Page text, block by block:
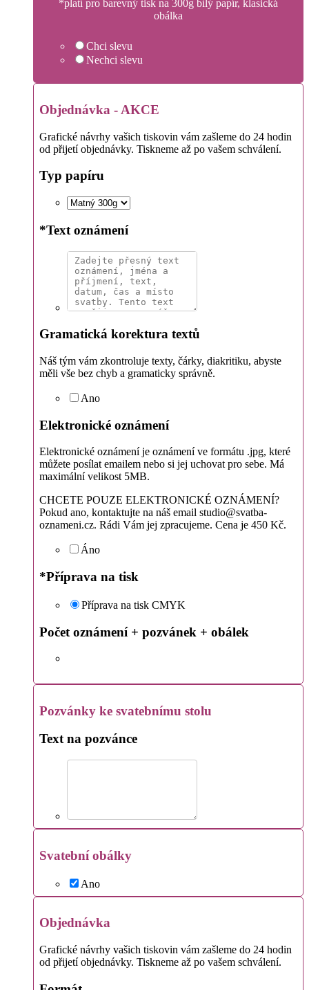
*platí pro barevný tisk na 300g bílý papír, klasická
obálka
Chci slevu
Nechci slevu
Objednávka - AKCE
Grafické návrhy vašich tiskovin vám zašleme do 24 hodin
od přijetí objednávky. Tiskneme až po vašem schválení.
Typ papíru
*Text oznámení
Gramatická korektura textů
Náš tým vám zkontroluje texty, čárky, diakritiku, abyste
měli vše bez chyb a gramaticky správně.
Ano
Elektronické oznámení
Elektronické oznámení je oznámení ve formátu .jpg, které
můžete posílat emailem nebo si jej uchovat pro sebe. Má
maximální velikost 5MB.
CHCETE POUZE ELEKTRONICKÉ OZNÁMENÍ?
Pokud ano, kontaktujte na náš email studio@svatba-
oznameni.cz. Rádi Vám jej zpracujeme. Cena je 450 Kč.
Áno
*Příprava na tisk
Příprava na tisk CMYK
Počet oznámení + pozvánek + obálek
Pozvánky ke svatebnímu stolu
Text na pozvánce
Svatební obálky
Ano
Objednávka
Grafické návrhy vašich tiskovin vám zašleme do 24 hodin
od přijetí objednávky. Tiskneme až po vašem schválení.